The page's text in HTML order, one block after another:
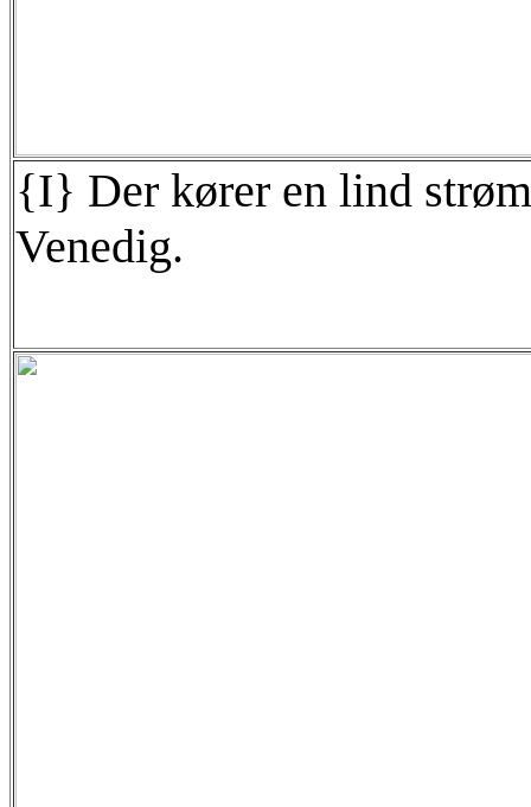
{I} Der kører en lind
Venedig.